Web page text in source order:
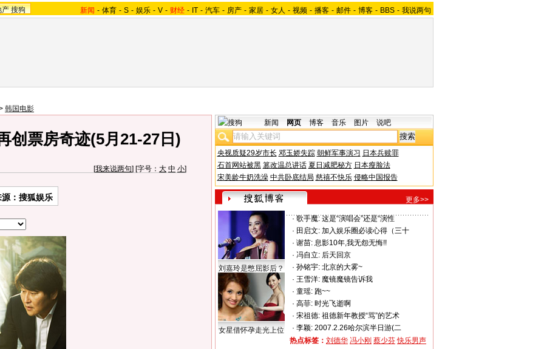
产 搜狗 新闻 - 体育 - S - 娱乐 - V - 财经 - IT - 汽车 - 房产 - 家居 - 女人 - 视频 - 播客 - 邮件 - 博客 - BBS - 我说两句
韩国电影
创票房奇迹(5月21-27日)
[我来说两句] [字号： 大 中 小]
源：搜狐娱乐
新闻 网页 博客 音乐 图片 说吧
央视质疑29岁市长 邓玉娇失踪 朝鲜军事演习 日本兵赎罪
石首网站被黑 篡改温总讲话 夏日减肥秘方 日本瘦脸法
宋美龄牛奶洗澡 中共卧底结局 慈禧不快乐 侵略中国报告
更多>>
刘嘉玲是憋屈影后？
女星借怀孕走光上位
· 歌手魔: 这是“演唱会”还是“演性
· 田启文: 加入娱乐圈必读心得（三十
· 谢苗: 息影10年,我无怨无悔!!
· 冯自立: 后天回京
· 孙铭宇: 北京的大雾~
· 王雪洋: 魔镜魔镜告诉我
· 童瑶: 跑~~
· 高菲: 时光飞逝啊
· 宋祖德: 祖德新年教授“骂”的艺术
· 李颖: 2007.2.26哈尔滨半日游(二
热点标签： 刘德华 冯小刚 蔡少芬 快乐男声